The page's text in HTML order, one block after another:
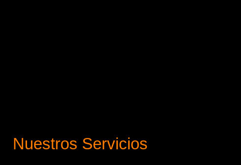
Nuestros Servicios